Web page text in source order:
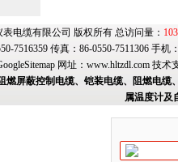
电缆有限公司 版权所有 总访问量：
7516359 传真：86-0550-7511306 手
网址： www.hltzdl.com技术
燃屏蔽控制电缆、铠装电缆、阻燃电
属温度计及